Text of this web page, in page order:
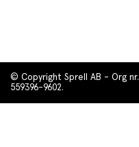
© Copyright Sprell AB - Org nr.
559396-9602.